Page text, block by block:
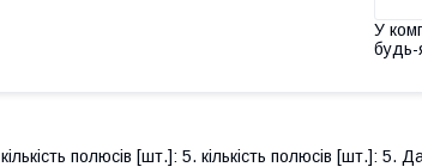
У
будь-
кількість полюсів [шт.]: 5. кількість полюсів [шт.]: